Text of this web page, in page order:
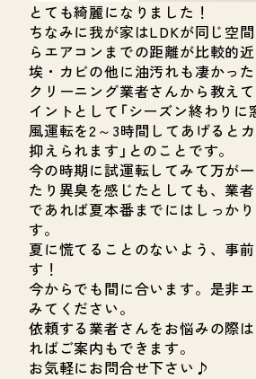
とても綺麗になりました！
ちなみに我が家はLDKが同じ空
らエアコンまでの距離が比較的近
埃・カビの他に油汚れも凄かった
クリーニング業者さんから教え
イントとして「シーズン終わり
風運転を2～3時間してあげると
抑えられます」とのことです。
今の時期に試運転してみて万が
たり異臭を感じたとしても、業
であれば夏本番までにはしっか
す。
夏に慌てることのないよう、事
す！
今からでも間に合います。是非
みてください。
依頼する業者さんをお悩みの際
ればご案内もできます。
お気軽にお問合せ下さい♪